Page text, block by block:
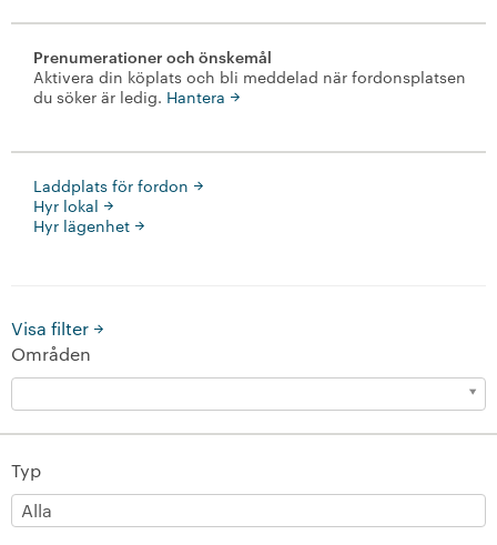
Laddplatser för fordon
Våra bostäder
Jobba hos oss
Prenumerationer och önskemål
Aktivera din köplats och bli meddelad när fordonsplatsen
du söker är ledig. Hantera
Laddplats för fordon
Hyr lokal
Hyr lägenhet
Visa filter
Områden
Typ